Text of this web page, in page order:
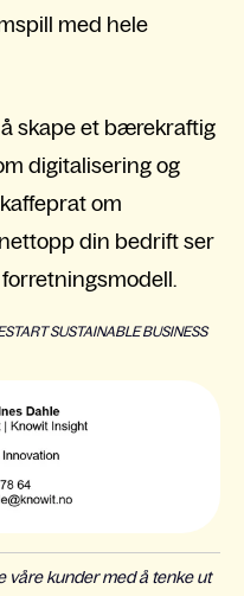
med hele
skape et bærekraftig
digitalisering og
om
din bedrift ser
SUSTAINABLE BUSINESS
våre kunder med å tenke ut